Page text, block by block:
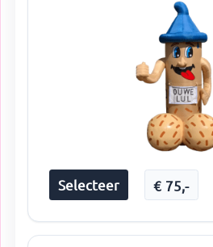
Selecteer € 75,-